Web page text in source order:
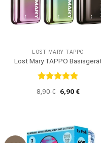
LOST MARY TAPPO
Lost Mary TAPPO
Bewertet
mit 5 von
8,90€ Ursprünglicher
Preis
6,90€